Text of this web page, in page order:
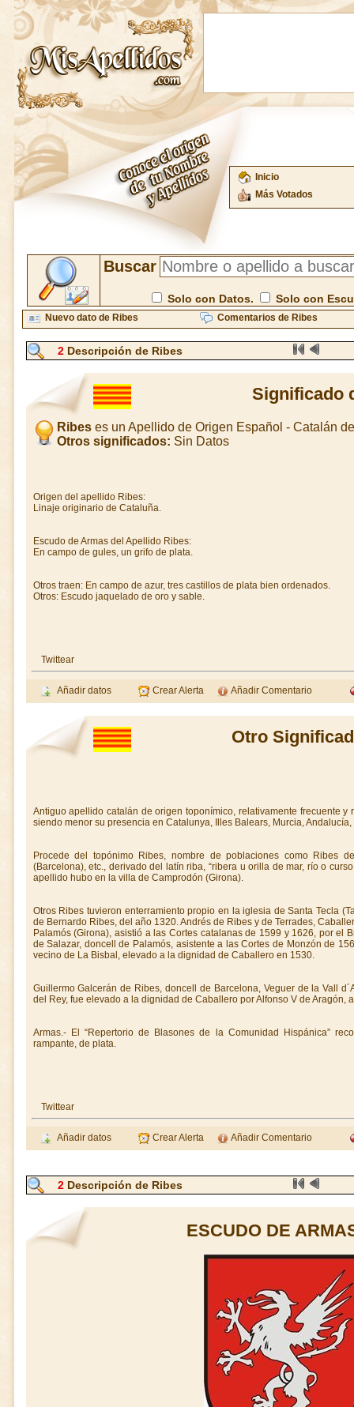
Inicio
Más Votados
Buscar
Solo con Datos. Solo con
Nuevo dato de Ribes Comentarios de Ribes
2 Descripción de Ribes
Significado
Ribeses un Apellido de Origen Español - Catalán
Otros significados: Sin Datos
Origen del apellido Ribes:
Linaje originario de Cataluña.
Escudo de Armas del Apellido Ribes:
En campo de gules, un grifo de plata.
Otros traen: En campo de azur, tres castillos de plata bien ordenados.
Otros: Escudo jaquelado de oro y sable.
Twittear
Añadir datos Crear Alerta Añadir Comentario
Otro
Antiguo apellido catalán de origen toponímico, relativamente frecuente y
siendo menor su presencia en Catalunya, Illes Balears, Murcia, Andalucía,
Procede del topónimo Ribes, nombre de poblaciones como Ribes
(Barcelona), etc., derivado del latín riba, “ribera u orilla de mar, río o
apellido hubo en la villa de Camprodón (Girona).
Otros Ribes tuvieron enterramiento propio en la iglesia de Santa Tecla
de Bernardo Ribes, del año 1320. Andrés de Ribes y de Terrades,
Palamós (Girona), asistió a las Cortes catalanas de 1599 y 1626, por el
de Salazar, doncell de Palamós, asistente a las Cortes de Monzón de
vecino de La Bisbal, elevado a la dignidad de Caballero en 1530.
Guillermo Galcerán de Ribes, doncell de Barcelona, Veguer de la Vall
del Rey, fue elevado a la dignidad de Caballero por Alfonso V de Aragón,
Armas.- El “Repertorio de Blasones de la Comunidad Hispánica”
rampante, de plata.
Twittear
Añadir datos Crear Alerta Añadir Comentario
2 Descripción de Ribes
ESCUDO DE